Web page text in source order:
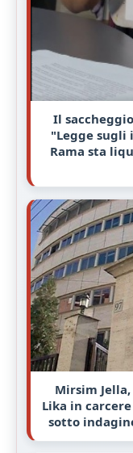
Il
"Legge
Rama sta
Mirsim
Lika in
sotto